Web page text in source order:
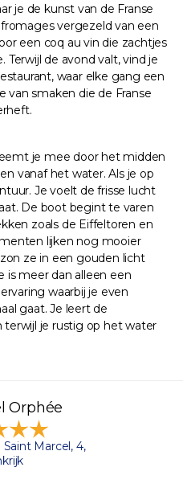
je de kunst van de Franse
vergezeld van een
een coq au vin die zachtjes
de avond valt, vind je
waar elke gang een
van smaken die de Franse
je mee door het midden
vanaf het water. Als je op
Je voelt de frisse lucht
De boot begint te varen
zoals de Eiffeltoren en
lijken nog mooier
ze in een gouden licht
is meer dan alleen een
waarbij je even
gaat. Je leert de
terwijl je rustig op het water
Orphée
Marcel, 4,